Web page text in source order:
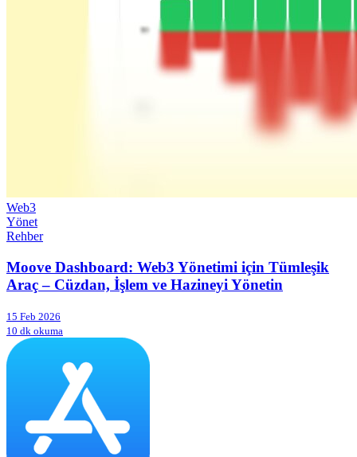
Web3
Yönet
Rehber
Moove Dashboard: Web3 Yönetimi için Tümleşik
Araç – Cüzdan, İşlem ve Hazineyi Yönetin
15 Feb 2026
10 dk okuma